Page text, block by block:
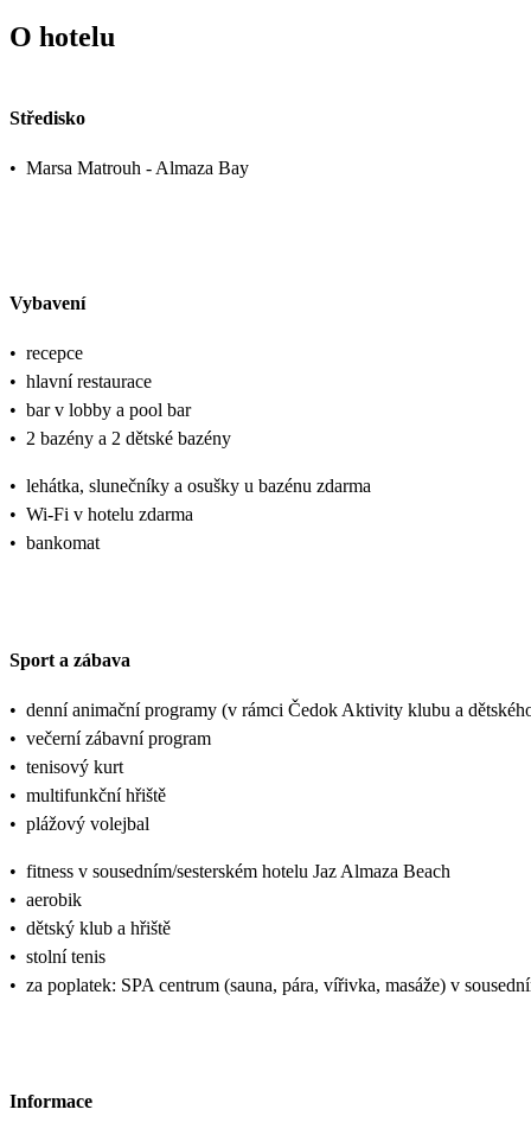
O hotelu
Středisko
• Marsa Matrouh - Almaza Bay
Vybavení
• recepce
• hlavní restaurace
• bar v lobby a pool bar
• 2 bazény a 2 dětské bazény
• lehátka, slunečníky a osušky u bazénu zdarma
• Wi-Fi v hotelu zdarma
• bankomat
Sport a zábava
• denní animační programy (v rámci Čedok Aktivity klubu a
• večerní zábavní program
• tenisový kurt
• multifunkční hřiště
• plážový volejbal
• fitness v sousedním/sesterském hotelu Jaz Almaza Beach
• aerobik
• dětský klub a hřiště
• stolní tenis
• za poplatek: SPA centrum (sauna, pára, vířivka, masáže) v
Informace